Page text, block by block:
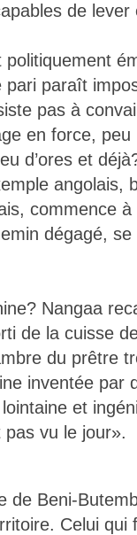
de lever
paraît
pas à
en force,
d’ores et
angolais,
commence
dégagé,
Nangaa
de la cuisse
du prêtre
inventée par
et
pas vu le jour».
de Beni-
Celui qui